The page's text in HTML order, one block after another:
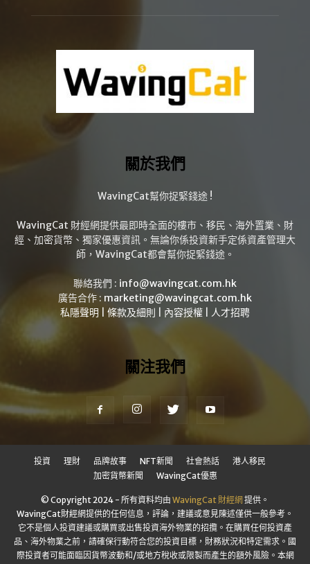
關於我們
WavingCat幫你捉緊錢途 !
WavingCat 財經網提供最即時全面的樓市、移民、海外置業、財
經、加密貨幣、獨家優惠資訊。無論你係投資新手定係資產管理大
師，WavingCat都會幫你捉緊錢途。
聯絡我們 : info@wavingcat.com.hk
廣告合作 : marketing@wavingcat.com.hk
私隱聲明
條款及細則 內容授權 人才招聘
關注我們
投資 理財 品牌故事 NFT新聞 社會熱話
港人移民
加密貨幣新聞
WavingCat優惠
© Copyright 2024 - 所有資料均由 WavingCat 財經網提供。
WavingCat財經網提供的任何信息，評論，建議或意見陳述僅供一般參考。
它不是個人投資建議或購買或出售投資海外物業的招攬。在購買任何投資產
品、海外物業之前，請確保行動符合您的投資目標，財務狀況和特定需求。國
際投資者可能面臨因貨幣波動和/或地方稅收或限製而產生的額外風險。本網